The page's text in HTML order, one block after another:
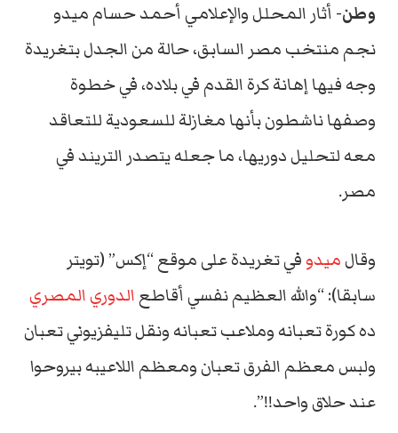
وطن- أثار المحلل والإعلامي أحمد حسام ميدو
نجم منتخب مصر السابق، حالة من الجدل بتغريدة
وجه فيها إهانة كرة القدم في بلاده، في خطوة
وصفها ناشطون بأنها مغازلة للسعودية للتعاقد
معه لتحليل دوريها، ما جعله يتصدر التريند في
مصر.
وقالميدو في تغريدة على موقع “إكس” (تويتر
سابقا): “والله العظيم نفسي أقاطع الدوري المصري
ده كورة تعبانه وملاعب تعبانه ونقل تليفزيوني تعبان
ولبس معظم الفرق تعبان ومعظم اللاعيبه بيروحوا
عند حلاق واحد!!”.